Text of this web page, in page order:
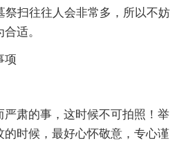
祭扫往往人会非常多，所以不妨
适。
项
严肃的事，这时候不可拍照！举
的时候，最好心怀敬意，专心谨